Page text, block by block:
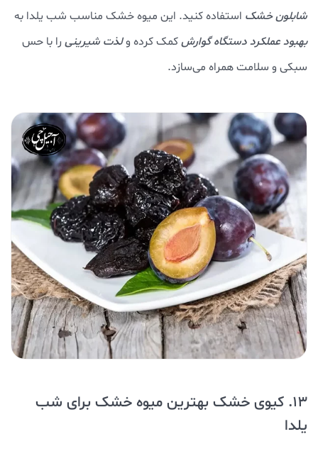
شابلون خشک استفاده کنید. این میوه خشک مناسب شب یلدا به
بهبود عملکرد دستگاه گوارشکمک کرده ولذت شیرینی را با حس
سبکی و سلامت همراه می‌سازد.
13. کیوی خشک بهترین میوه خشک برای شب
یلدا